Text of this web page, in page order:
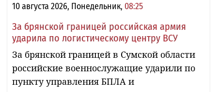
10 августа 2026, Понедельник, 08:25
За брянской границей российская армия
ударила по логистическому центру ВСУ
За брянской границей в Сумской области
российские военнослужащие ударили по
пункту управления БПЛА и